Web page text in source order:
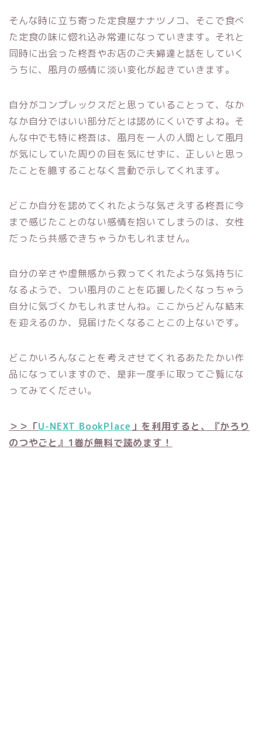
そんな時に立ち寄った定食屋ナナツノコ、そこで食べ
た定食の味に惚れ込み常連になっていきます。それと
同時に出会った柊吾やお店のご夫婦達と話をしていく
うちに、風月の感情に淡い変化が起きていきます。
自分がコンプレックスだと思っていることって、なか
なか自分ではいい部分だとは認めにくいですよね。そ
んな中でも特に柊吾は、風月を一人の人間として風月
が気にしていた周りの目を気にせずに、正しいと思っ
たことを臆することなく言動で示してくれます。
どこか自分を認めてくれたような気さえする柊吾に今
まで感じたことのない感情を抱いてしまうのは、女性
だったら共感できちゃうかもしれません。
自分の辛さや虚無感から救ってくれたような気持ちに
なるようで、つい風月のことを応援したくなっちゃう
自分に気づくかもしれませんね。ここからどんな結末
を迎えるのか、見届けたくなることこの上ないです。
どこかいろんなことを考えさせてくれるあたたかい作
品になっていますので、是非一度手に取ってご覧にな
ってみてください。
＞＞「U-NEXT BookPlace 」を利用すると、『かろり
のつやごと』1巻が無料で読めます！